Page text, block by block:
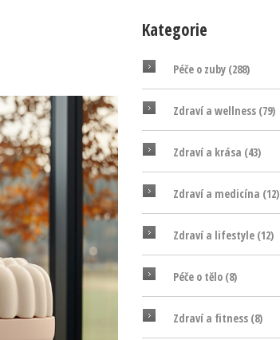
Kategorie
Péče o zuby (288)
Zdraví a wellness (79)
Zdraví a krása (43)
Zdraví a medicína (12)
Zdraví a lifestyle (12)
Péče o tělo (8)
Zdraví a fitness (8)